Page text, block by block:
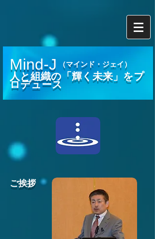
TEL: 080-6639-2750
Mind-J
人と組織の「輝く未来」をプ
ロデュース
（マインド・ジェイ）
ご挨拶